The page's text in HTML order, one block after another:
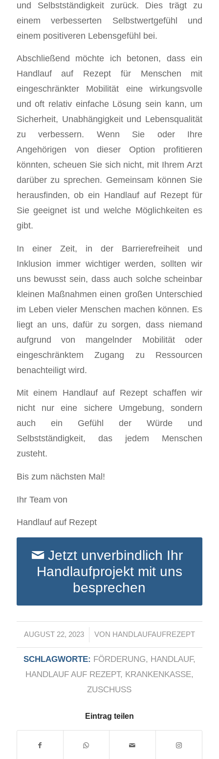
und Selbstständigkeit zurück. Dies trägt zu
einem verbesserten Selbstwertgefühl und
einem positiveren Lebensgefühl bei.
Abschließend möchte ich betonen, dass ein
Handlauf auf Rezept für Menschen mit
eingeschränkter Mobilität eine wirkungsvolle
und oft relativ einfache Lösung sein kann, um
Sicherheit, Unabhängigkeit und Lebensqualität
zu verbessern. Wenn Sie oder Ihre
Angehörigen von dieser Option profitieren
könnten, scheuen Sie sich nicht, mit Ihrem Arzt
darüber zu sprechen. Gemeinsam können Sie
herausfinden, ob ein Handlauf auf Rezept für
Sie geeignet ist und welche Möglichkeiten es
gibt.
In einer Zeit, in der Barrierefreiheit und
Inklusion immer wichtiger werden, sollten wir
uns bewusst sein, dass auch solche scheinbar
kleinen Maßnahmen einen großen Unterschied
im Leben vieler Menschen machen können. Es
liegt an uns, dafür zu sorgen, dass niemand
aufgrund von mangelnder Mobilität oder
eingeschränktem Zugang zu Ressourcen
benachteiligt wird.
Mit einem Handlauf auf Rezept schaffen wir
nicht nur eine sichere Umgebung, sondern
auch ein Gefühl der Würde und
Selbstständigkeit, das jedem Menschen
zusteht.
Bis zum nächsten Mal!
Ihr Team von
Handlauf auf Rezept
Jetzt unverbindlich Ihr
Handlaufprojekt mit uns
besprechen
AUGUST 22, 2023
/ VON HANDLAUFAUFREZEPT
SCHLAGWORTE: FÖRDERUNG, HANDLAUF,
HANDLAUF AUF REZEPT, KRANKENKASSE,
ZUSCHUSS
Eintrag teilen